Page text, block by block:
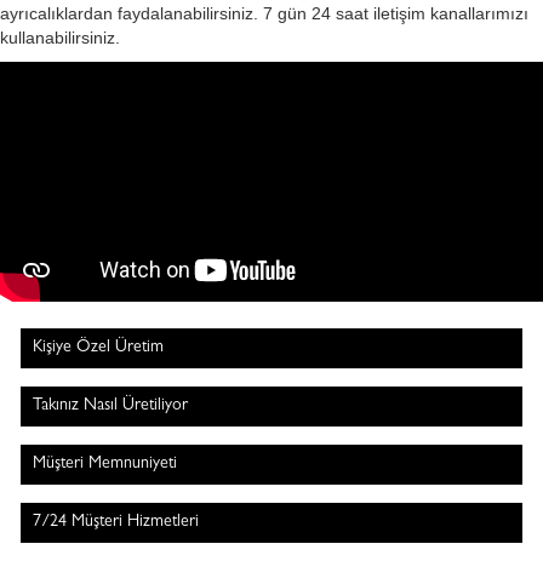
ayrıcalıklardan faydalanabilirsiniz. 7 gün 24 saat iletişim kanallarımızı
kullanabilirsiniz.
Kişiye Özel Üretim
Takınız Nasıl Üretiliyor
Müşteri Memnuniyeti
7/24 Müşteri Hizmetleri